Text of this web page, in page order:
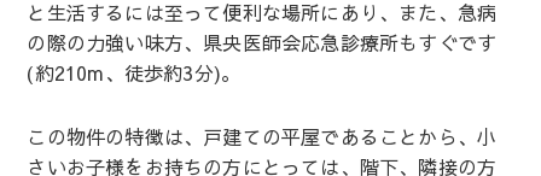
と生活するには至って便利な場所にあり、また、急病
の際の力強い味方、県央医師会応急診療所もすぐです
(約210m、徒歩約3分)。
この物件の特徴は、戸建ての平屋であることから、小
さいお子様をお持ちの方にとっては、階下、隣接の方